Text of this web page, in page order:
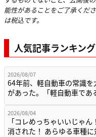
能性があることをご了承くだ
は税込です。
人気記事ランキン
2026/08/07
64年前、軽自動車の常識
があった。「軽自動車で
2026/08/04
「コレめっちゃいいじゃ
消された！ あらゆる車種